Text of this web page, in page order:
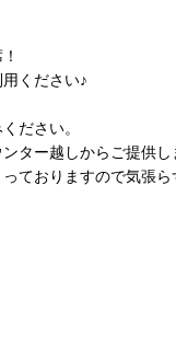
ください♪
ださい。
ター越しからご提供し
ておりますので気張ら